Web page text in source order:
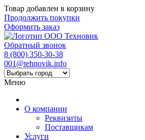
Товар добавлен в корзину
Продолжить покупки
Оформить заказ
Обратный звонок
8 (800) 350-30-38
001@tehnovik.info
Меню
О компании
Реквизиты
Поставщикам
Услуги